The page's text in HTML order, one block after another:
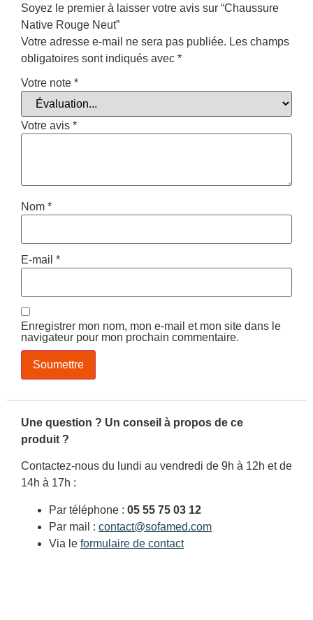
Soyez le premier à laisser votre avis sur “Chaussure
Native Rouge Neut”
Votre adresse e-mail ne sera pas publiée. Les champs
obligatoires sont indiqués avec *
Votre note *
Votre avis *
Nom *
E-mail *
Enregistrer mon nom, mon e-mail et mon site dans le
navigateur pour mon prochain commentaire.
Une question ? Un conseil à propos de ce
produit ?
Contactez-nous du lundi au vendredi de 9h à 12h et de
14h à 17h :
Par téléphone : 05 55 75 03 12
Par mail : contact@sofamed.com
Via le formulaire de contact